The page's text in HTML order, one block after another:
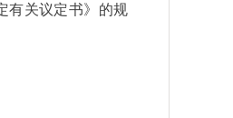
有关议定书》的规